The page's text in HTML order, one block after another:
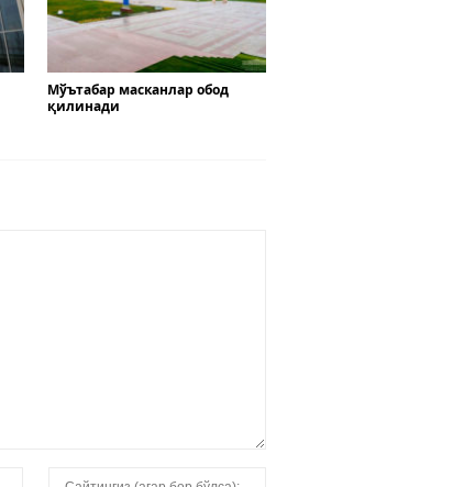
Мўътабар масканлар обод
қилинади